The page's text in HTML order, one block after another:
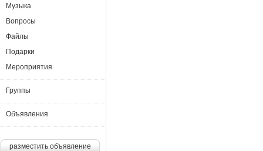
Музыка
Вопросы
Файлы
Подарки
Мероприятия
Группы
Объявления
разместить объявление